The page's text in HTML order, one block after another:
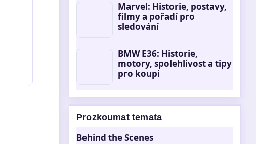
Marvel: Historie, postavy,
filmy a pořadí pro
sledování
BMW E36: Historie,
motory, spolehlivost a tipy
pro koupi
Prozkoumat temata
Behind the Scenes